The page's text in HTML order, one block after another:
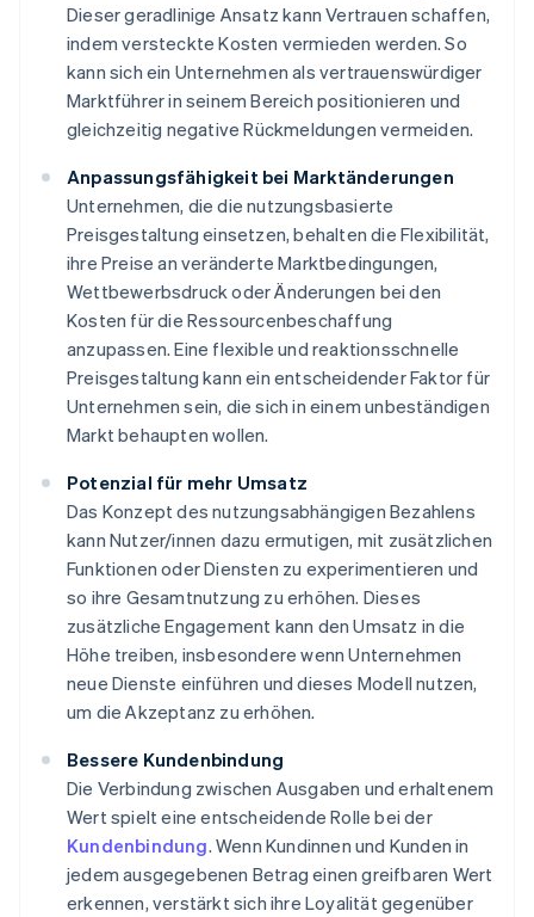
Dieser geradlinige Ansatz kann Vertrauen schaffen,
indem versteckte Kosten vermieden werden. So
kann sich ein Unternehmen als vertrauenswürdiger
Marktführer in seinem Bereich positionieren und
gleichzeitig negative Rückmeldungen vermeiden.
Anpassungsfähigkeit bei Marktänderungen
Unternehmen, die die nutzungsbasierte
Preisgestaltung einsetzen, behalten die Flexibilität,
ihre Preise an veränderte Marktbedingungen,
Wettbewerbsdruck oder Änderungen bei den
Kosten für die Ressourcenbeschaffung
anzupassen. Eine flexible und reaktionsschnelle
Preisgestaltung kann ein entscheidender Faktor für
Unternehmen sein, die sich in einem unbeständigen
Markt behaupten wollen.
Potenzial für mehr Umsatz
Das Konzept des nutzungsabhängigen Bezahlens
kann Nutzer/innen dazu ermutigen, mit zusätzlichen
Funktionen oder Diensten zu experimentieren und
so ihre Gesamtnutzung zu erhöhen. Dieses
zusätzliche Engagement kann den Umsatz in die
Höhe treiben, insbesondere wenn Unternehmen
neue Dienste einführen und dieses Modell nutzen,
um die Akzeptanz zu erhöhen.
Bessere Kundenbindung
Die Verbindung zwischen Ausgaben und erhaltenem
Wert spielt eine entscheidende Rolle bei der
Kundenbindung. Wenn Kundinnen und Kunden in
jedem ausgegebenen Betrag einen greifbaren Wert
erkennen, verstärkt sich ihre Loyalität gegenüber